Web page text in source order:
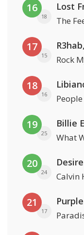
16
18
Lost
The
17
15 Rock
18
16 People
19
25
Billie
What
20
24
Desire
Calvin
21
17